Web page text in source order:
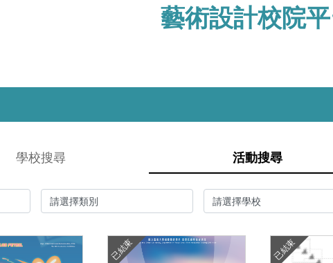
藝術設計校院
學校搜尋 活動搜尋
已結束 已結束